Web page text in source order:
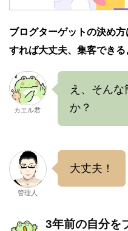
ブログターゲットの決め
すれば大丈夫、集客できる
カエル君
え、そん
か？
管理人
大丈夫！
3年前の自分を